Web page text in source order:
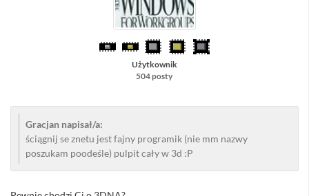
Użytkownik
504 posty
Gracjan napisał/a:
ściągnij se znetu jest fajny programik (nie mm nazwy
poszukam poodeśle) pulpit cały w 3d :P